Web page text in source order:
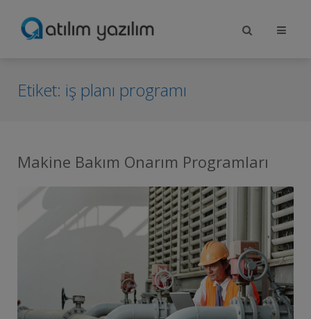
Etiket: iş planı programı
Makine Bakım Onarım Programları